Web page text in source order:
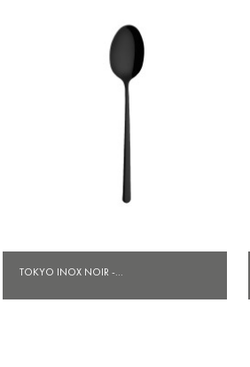
Aperçu rapide
TOKYO INOX NOIR -...